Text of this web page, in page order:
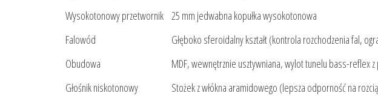
Wysokotonowy przetwornik 25 mm jedwabna kopułka wysokotonowa
Falowód
Głęboko sferoidalny kształt (kontrola rozchodzenia fal,
Obudowa
MDF, wewnętrznie usztywniana, wylot tunelu bass-reflex z
Głośnik niskotonowy
Stożek z włókna aramidowego (lepsza odporność na